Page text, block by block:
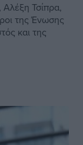
Τσίπρα,
της Ένωσης
και της